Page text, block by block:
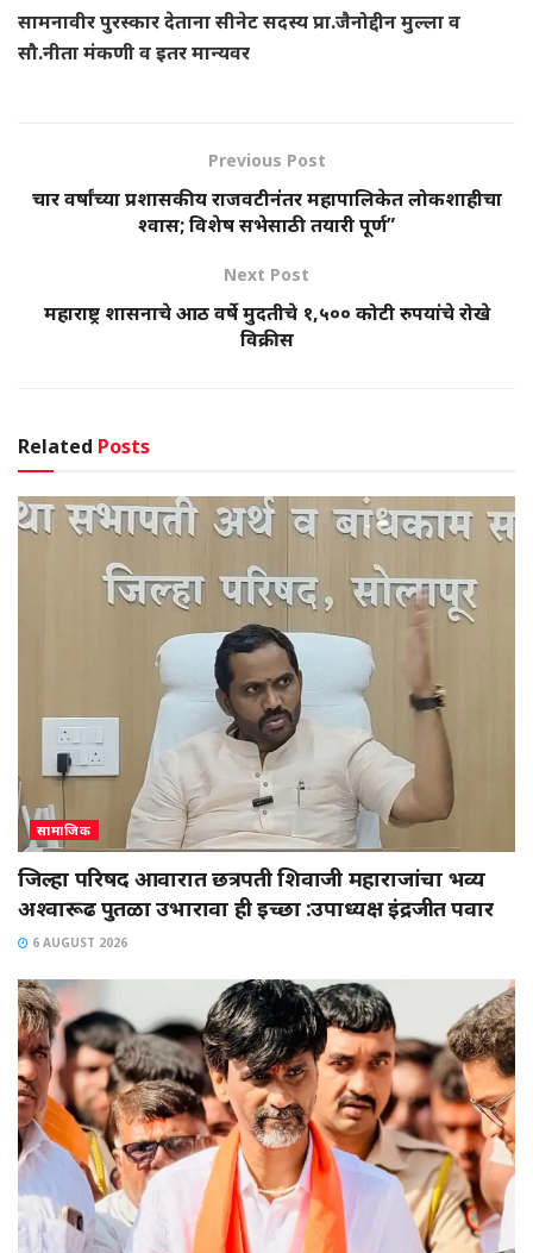
सामनावीर पुरस्कार देताना सीनेट सदस्य प्रा.जैनोद्दीन मुल्ला व
सौ.नीता मंकणी व इतर मान्यवर
Previous Post
चार वर्षांच्या प्रशासकीय राजवटीनंतर महापालिकेत लोकशाहीचा
श्वास; विशेष सभेसाठी तयारी पूर्ण”
Next Post
महाराष्ट्र शासनाचे आठ वर्षे मुदतीचे १,५०० कोटी रुपयांचे रोखे
विक्रीस
Related Posts
सामाजिक
जिल्हा परिषद आवारात छत्रपती शिवाजी महाराजांचा भव्य
अश्वारूढ पुतळा उभारावा ही इच्छा :उपाध्यक्ष इंद्रजीत पवार
6 AUGUST 2026